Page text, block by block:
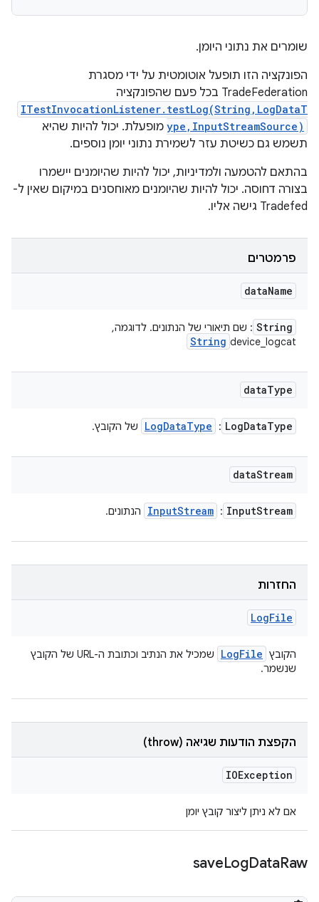
שומרים את נתוני היומן.
הפונקציה הזו תופעל אוטומטית על ידי מסגרת
TradeFederation בכל פעם שהפונקציה
ITestInvocationListener.testLog(String,LogDataT
ype,InputStreamSource) מופעלת. יכול להיות שהיא
תשמש גם כשיטת עזר לשמירת נתוני יומן נוספים.
בהתאם להטמעה ולמדיניות, יכול להיות שהיומנים יישמרו
בצורה דחוסה. יכול להיות שהיומנים מאוחסנים במיקום שאין ל-
Tradefed גישה אליו.
פרמטרים
dataName
String : שם תיאורי של הנתונים. לדוגמה,
device_logcat
String
dataType
LogDataType
:
LogDataType של הקובץ.
dataStream
InputStream
:
InputStream הנתונים.
החזרות
LogFile
הקובץ LogFile
שמכיל את הנתיב וכתובת ה-URL של הקובץ
שנשמר.
הקפצת הודעות שגיאה (throw)
IOException
אם לא ניתן ליצור קובץ יומן
saveLogDataRaw